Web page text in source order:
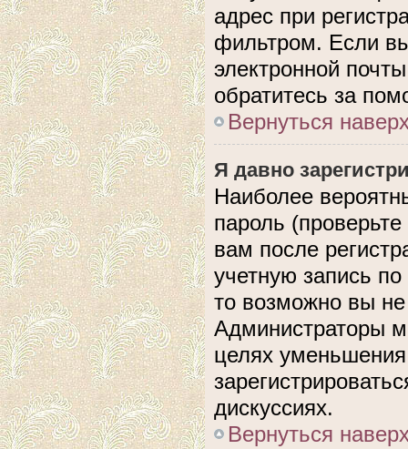
адрес при
фильтром. Если
электронной
обратитесь за
Вернуться
Я давно
Наиболее
пароль
вам после
учетную запись
то возможно вы
Администраторы
целях
дискуссиях.
Вернуться